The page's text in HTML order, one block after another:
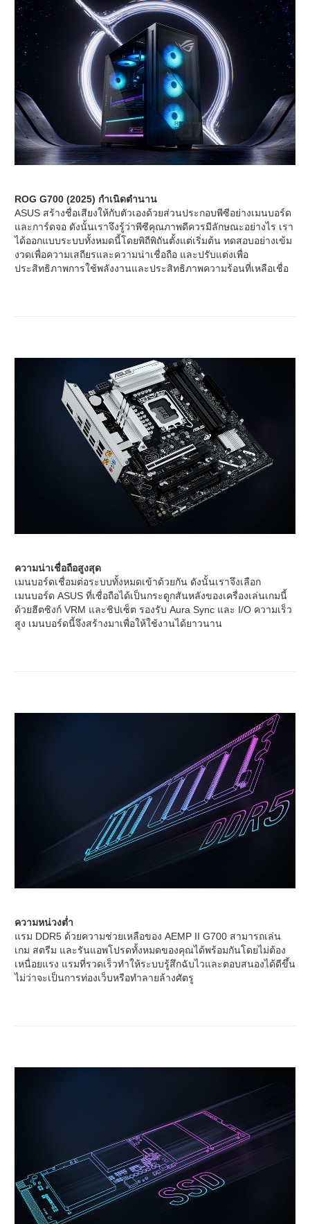
ROG G700 (2025) กำเนิดตำนาน
ASUS สร้างชื่อเสียงให้กับตัวเองด้วยส่วนประกอบพีซีอย่างเมนบอร์ด
และการ์ดจอ ดังนั้นเราจึงรู้ว่าพีซีคุณภาพดีควรมีลักษณะอย่างไร เรา
ได้ออกแบบระบบทั้งหมดนี้โดยพิถีพิถันตั้งแต่เริ่มต้น ทดสอบอย่างเข้ม
งวดเพื่อความเสถียรและความน่าเชื่อถือ และปรับแต่งเพื่อ
ประสิทธิภาพการใช้พลังงานและประสิทธิภาพความร้อนที่เหลือเชื่อ
ความน่าเชื่อถือสูงสุด
เมนบอร์ดเชื่อมต่อระบบทั้งหมดเข้าด้วยกัน ดังนั้นเราจึงเลือก
เมนบอร์ด ASUS ที่เชื่อถือได้เป็นกระดูกสันหลังของเครื่องเล่นเกมนี้
ด้วยฮีตซิงก์ VRM และชิปเซ็ต รองรับ Aura Sync และ I/O ความเร็ว
สูง เมนบอร์ดนี้จึงสร้างมาเพื่อให้ใช้งานได้ยาวนาน
ความหน่วงต่ำ
แรม DDR5 ด้วยความช่วยเหลือของ AEMP II G700 สามารถเล่น
เกม สตรีม และรันแอพโปรดทั้งหมดของคุณได้พร้อมกันโดยไม่ต้อง
เหนื่อยแรง แรมที่รวดเร็วทำให้ระบบรู้สึกฉับไวและตอบสนองได้ดีขึ้น
ไม่ว่าจะเป็นการท่องเว็บหรือทำลายล้างศัตรู